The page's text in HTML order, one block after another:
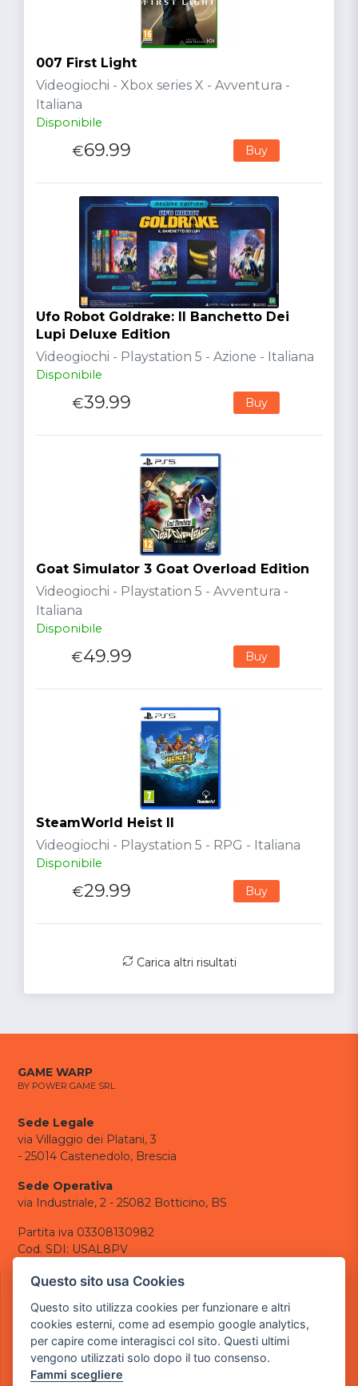
007 First Light
Videogiochi - Xbox series X - Avventura -
Italiana
Disponibile
€69.99 Buy
Ufo Robot Goldrake: Il Banchetto Dei
Lupi Deluxe Edition
Videogiochi - Playstation 5 - Azione - Italiana
Disponibile
€39.99 Buy
Goat Simulator 3 Goat Overload Edition
Videogiochi - Playstation 5 - Avventura -
Italiana
Disponibile
€49.99 Buy
SteamWorld Heist II
Videogiochi - Playstation 5 - RPG - Italiana
Disponibile
€29.99 Buy
Carica altri risultati
GAME WARP
BY POWER GAME SRL
Sede Legale
via Villaggio dei Platani, 3
- 25014 Castenedolo, Brescia
Sede Operativa
via Industriale, 2 - 25082 Botticino, BS
Partita iva 03308130982
Cod. SDI: USAL8PV
CONTATTI
tel.: +39 030 376 2377
tel.: +39 030 336 6259
pec:powergamesrl@legalmail.it
LINK UTILI
Questo sito usa Cookies
Questo sito utilizza cookies per funzionare e altri
cookies esterni, come ad esempio google analytics,
per capire come interagisci col sito. Questi ultimi
vengono utilizzati solo dopo il tuo consenso.
Fammi scegliere